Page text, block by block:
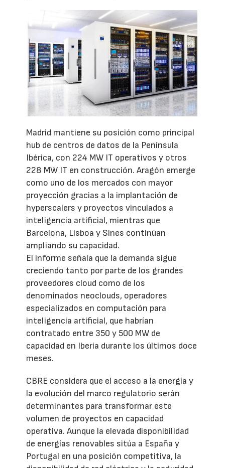
Madrid mantiene su posición como principal
hub de centros de datos de la Península
Ibérica, con 224 MW IT operativos y otros
228 MW IT en construcción. Aragón emerge
como uno de los mercados con mayor
proyección gracias a la implantación de
hyperscalers y proyectos vinculados a
inteligencia artificial, mientras que
Barcelona, Lisboa y Sines continúan
ampliando su capacidad.
El informe señala que la demanda sigue
creciendo tanto por parte de los grandes
proveedores cloud como de los
denominados neoclouds, operadores
especializados en computación para
inteligencia artificial, que habrían
contratado entre 350 y 500 MW de
capacidad en Iberia durante los últimos doce
meses.
CBRE considera que el acceso a la energía y
la evolución del marco regulatorio serán
determinantes para transformar este
volumen de proyectos en capacidad
operativa. Aunque la elevada disponibilidad
de energías renovables sitúa a España y
Portugal en una posición competitiva, la